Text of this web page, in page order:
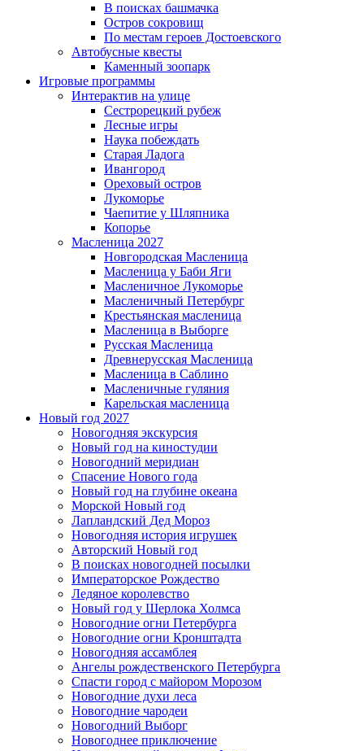
В поисках башмачка
Остров сокровищ
По местам героев Достоевского
Автобусные квесты
Каменный зоопарк
Игровые программы
Интерактив на улице
Сестрорецкий рубеж
Лесные игры
Наука побеждать
Старая Ладога
Ивангород
Ореховый остров
Лукоморье
Чаепитие у Шляпника
Копорье
Масленица 2027
Новгородская Масленица
Масленица у Баби Яги
Масленичное Лукоморье
Масленичный Петербург
Крестьянская масленица
Масленица в Выборге
Русская Масленица
Древнерусская Масленица
Масленица в Саблино
Масленичные гуляния
Карельская масленица
Новый год 2027
Новогодняя экскурсия
Новый год на киностудии
Новогодний меридиан
Спасение Нового года
Новый год на глубине океана
Морской Новый год
Лапландский Дед Мороз
Новогодняя история игрушек
Авторский Новый год
В поисках новогодней посылки
Императорское Рождество
Ледяное королевство
Новый год у Шерлока Холмса
Новогодние огни Петербурга
Новогодние огни Кронштадта
Новогодняя ассамблея
Ангелы рождественского Петербурга
Спасти город с майором Морозом
Новогодние духи леса
Новогодние чародеи
Новогодний Выборг
Новогоднее приключение